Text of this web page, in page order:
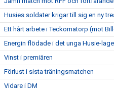
Husies soldater krigar till sig en ny
Ett hårt arbete i Teckomatorp (mot
Energin flödade i det unga Husie-
Vinst i premiären
Förlust i sista träningsmatchen
Vidare i DM